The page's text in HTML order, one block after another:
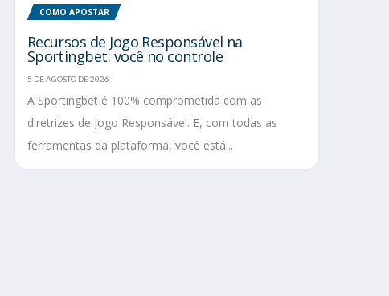
COMO APOSTAR
Recursos de Jogo Responsável na
Sportingbet: você no controle
5 DE AGOSTO DE 2026
A Sportingbet é 100% comprometida com as
diretrizes de Jogo Responsável. E, com todas as
ferramentas da plataforma, você está...